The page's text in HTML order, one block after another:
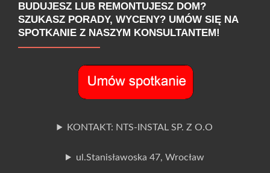
BUDUJESZ LUB REMONTUJESZ DOM?
SZUKASZ PORADY, WYCENY? UMÓW SIĘ NA
SPOTKANIE Z NASZYM KONSULTANTEM!
KONTAKT: NTS-INSTAL SP. Z O.O
ul.Stanisławoska 47, Wrocław